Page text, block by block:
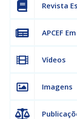
Revista
APCEF
Vídeos
Imagens